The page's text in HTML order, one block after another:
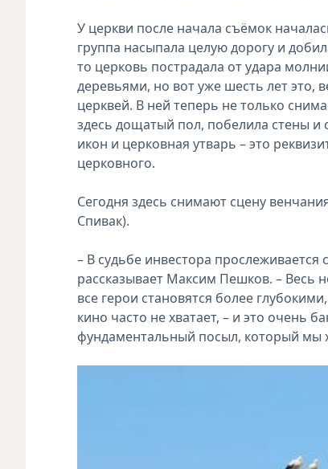
У церкви после начала съёмок
группа насыпала целую дорогу и
то церковь пострадала от удара
деревьями, но вот уже шесть лет это,
церквей. В ней теперь не только
здесь дощатый пол, побелила стены и
икон и церковная утварь – это
церковного.
Сегодня здесь снимают сцену
Спивак).
– В судьбе инвестора прослеживается
рассказывает Максим Пешков. – Весь
все герои становятся более
кино часто не хватает, – и это очень
фундаментальный посыл, который мы